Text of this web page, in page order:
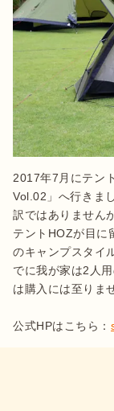
2017年7月にテン
Vol.02」へ行きま
訳ではありません
テントHOZが目に
のキャンプスタイ
でに我が家は2人
は購入には至りま
公式HPはこちら：